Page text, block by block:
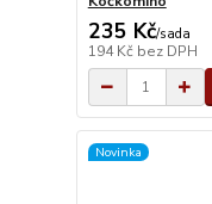
235 Kč/sada
194 Kč bez DPH
Novinka